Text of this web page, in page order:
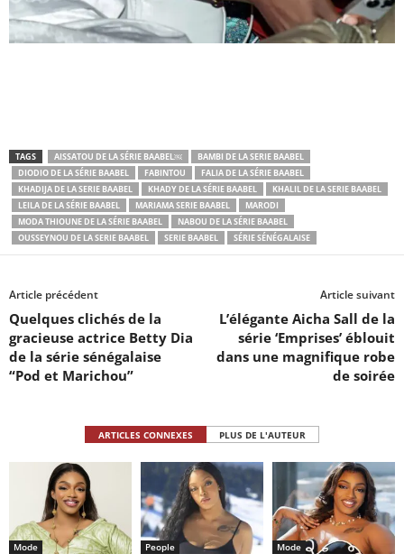
TAGS AISSATOU DE LA SÉRIE BAABEL￼
BAMBI DE LA SERIE BAABEL
DIODIO DE LA SÉRIE BAABEL
FABINTOU
FALIA DE LA SÉRIE BAABEL
KHADIJA DE LA SERIE BAABEL
KHADY DE LA SÉRIE BAABEL
KHALIL DE LA SERIE BAABEL
LEILA DE LA SÉRIE BAABEL
MARIAMA SERIE BAABEL
MARODI
MODA THIOUNE DE LA SÉRIE BAABEL
NABOU DE LA SÉRIE BAABEL
OUSSEYNOU DE LA SERIE BAABEL
SERIE BAABEL SÉRIE SÉNÉGALAISE
Article précédent
Quelques clichés de la
gracieuse actrice Betty Dia
de la série sénégalaise
“Pod et Marichou”
Article suivant
L’élégante Aicha Sall de la
série ‘Emprises’ éblouit
dans une magnifique robe
de soirée
ARTICLES CONNEXES PLUS DE L'AUTEUR
Mode People Mode